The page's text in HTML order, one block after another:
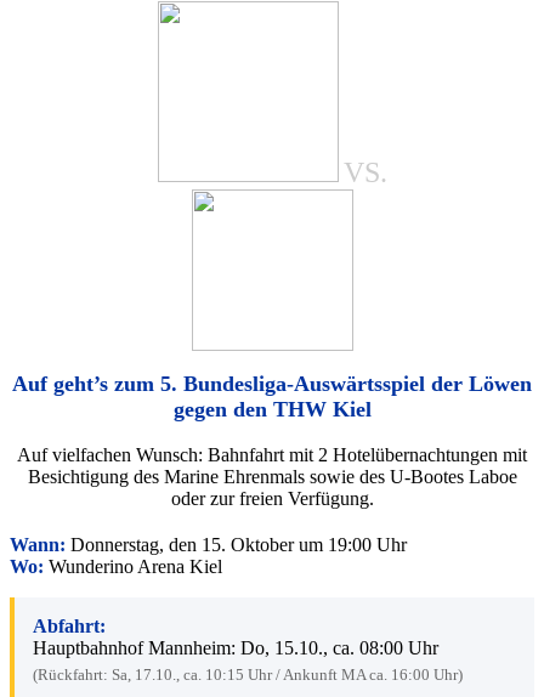
VS.
Auf geht’s zum 5. Bundesliga-Auswärtsspiel der Löwen
gegen den THW Kiel
Auf vielfachen Wunsch: Bahnfahrt mit 2 Hotelübernachtungen mit
Besichtigung des Marine Ehrenmals sowie des U-Bootes Laboe
oder zur freien Verfügung.
Wann: Donnerstag, den 15. Oktober um 19:00 Uhr
Wo: Wunderino Arena Kiel
Abfahrt:
Hauptbahnhof Mannheim: Do, 15.10., ca. 08:00 Uhr
(Rückfahrt: Sa, 17.10., ca. 10:15 Uhr / Ankunft MA ca. 16:00 Uhr)